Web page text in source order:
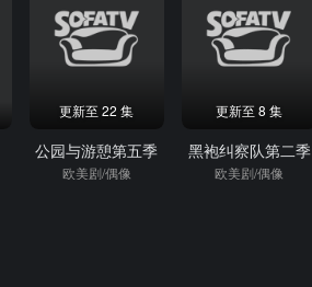
更新至 22 集
公园与游憩第五季
欧美剧/偶像
更新至 8 集
黑袍纠察队第二季
欧美剧/偶像